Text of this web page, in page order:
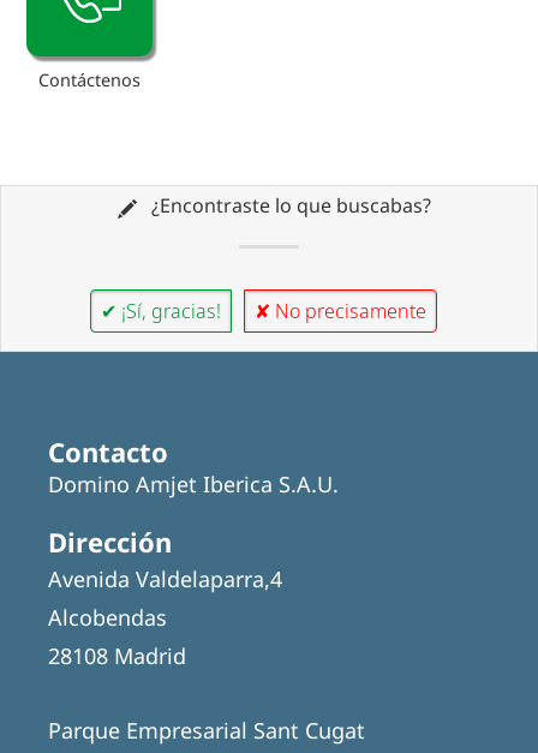
Contáctenos
¿Encontraste lo que buscabas?
✔ ¡Sí, gracias! ✘ No precisamente
Contacto
Domino Amjet Iberica S.A.U.
Dirección
Avenida Valdelaparra,4
Alcobendas
28108 Madrid
Parque Empresarial Sant Cugat